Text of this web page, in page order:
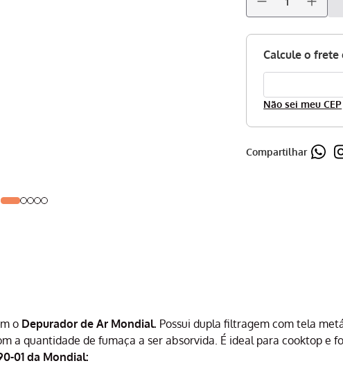
Não sei meu CEP
Compartilhar
o Depurador de Ar Mondial. Possui dupla filtragem com tela
a quantidade de fumaça a ser absorvida. É ideal para cooktop e
01 da Mondial: